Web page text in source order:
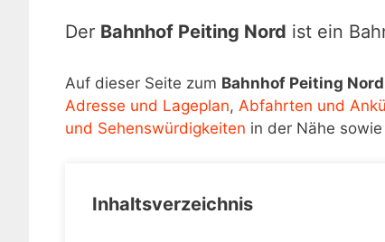
Der Bahnhof Peiting Nord ist ein
Auf dieser Seite zum Bahnhof Peiting Nord
Adresse und Lageplan, Abfahrten und
und Sehenswürdigkeiten in der Nähe
Inhaltsverzeichnis